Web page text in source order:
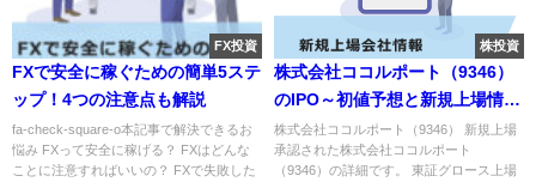
FX投資
FXで安全に稼ぐための簡単5ステ
ップ！4つの注意点も解説
fa-check-square-o本記事で解決できるお
悩み FXって安全に稼げる？ FXはどんな
ことに注意すればいいの？ FXで失敗した
株投資
株式会社ココルポート（9346）
のIPO～初値予想と新規上場情報
～
株式会社ココルポート（9346） 新規上場
承認された株式会社ココルポート
（9346）の詳細です。 東証グロース上場